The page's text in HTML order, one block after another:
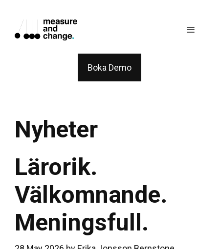
content
Menu
Boka Demo
Nyheter
Lärorik.
Välkomnande.
Meningsfull.